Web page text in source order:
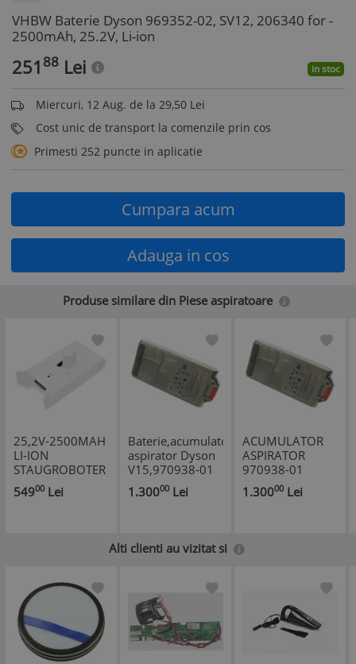
VHBW Baterie Dyson 969352-02, SV12, 206340 for -
2500mAh, 25.2V, Li-ion
251 88 Lei in stoc
Miercuri, 12 Aug. de la 29,50 Lei
Cost unic de transport la comenzile prin cos
Primesti 252 puncte in aplicatie
Cumpara acum
Adauga in cos
Produse similare din Piese aspiratoare
25,2V-2500MAH
LI-ION
STAUGROBOTER
AKKU
ALTERNATIV FÜR
54900 Lei
Baterie,acumulator
aspirator Dyson
V15,970938-01
1.30000 Lei
ACUMULATOR
ASPIRATOR
970938-01
Dyson V15
Detect Absolute
1.30000 Lei
Alti clienti au vizitat si